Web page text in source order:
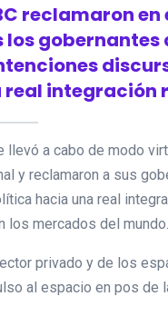
reclamaron en
gobernantes
integración
llevó a cabo de modo
y reclamaron a sus
hacia una real
los mercados del mundo.
privado y de los
al espacio en pos de